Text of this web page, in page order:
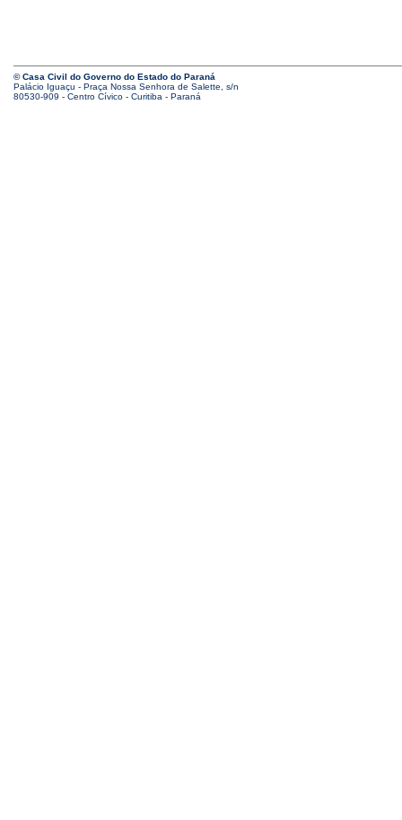
© Casa Civil do Governo do Estado do Paraná
Palácio Iguaçu - Praça Nossa Senhora de Salette, s/n
80530-909 - Centro Cívico - Curitiba - Paraná